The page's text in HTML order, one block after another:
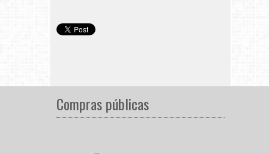
Compras públicas